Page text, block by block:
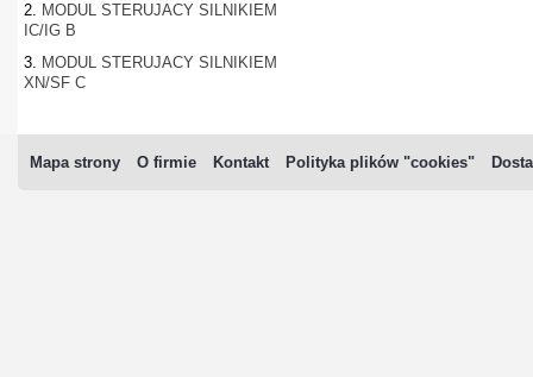
2. MODUL STERUJACY SILNIKIEM
IC/IG B
3. MODUL STERUJACY SILNIKIEM
XN/SF C
Mapa strony O firmie Kontakt Polityka plików "cookies"